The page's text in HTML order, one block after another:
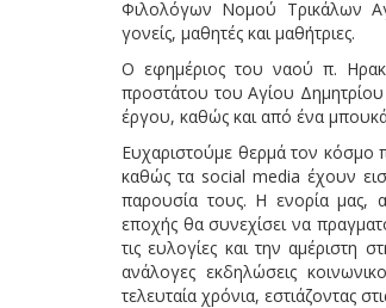
Φιλολόγων Νομού Τρικάλων
γονείς, μαθητές και μαθήτριες.
Ο εφημέριος του ναού π.
προστάτου του Αγίου
έργου, καθώς και από ένα
Ευχαριστούμε θερμά τον κόσμο
καθώς τα social media έχουν
παρουσία τους. Η ενορία μας,
εποχής θα συνεχίσει να
τις ευλογίες και την
ανάλογες εκδηλώσεις
τελευταία χρόνια, εστιάζοντας